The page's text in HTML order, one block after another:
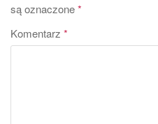
są oznaczone*
Komentarz *